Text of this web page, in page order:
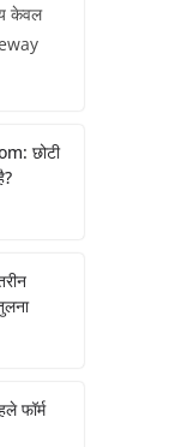
केवल
छोटी
फॉर्म